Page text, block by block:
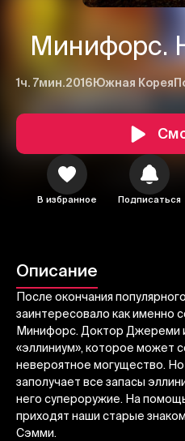
Минифорс.
1ч. 7мин.2016 Южная Корея
В избранное Подписаться
Описание
После окончания
заинтересовало как именно
Минифорс. Доктор Джереми
«эллиниум», которое может
невероятное могущество.
заполучает все запасы
него супероружие. На
приходят наши старые
Сэмми.
Отменить